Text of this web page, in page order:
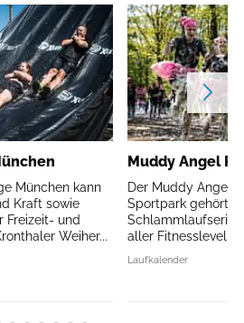
München kann
Kraft sowie
Freizeit- und
Weiher...
Muddy Angel
Der Muddy Angel
Sportpark gehört
Schlammlaufserie
aller Fitnesslevel.
Laufkalender